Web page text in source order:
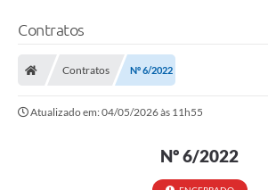
Contratos
Contratos Nº 6/2022
Atualizado em: 04/05/2026 às 11h55
Nº 6/2022